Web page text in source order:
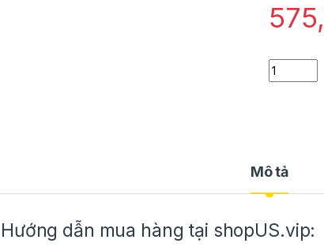
Quần
Mô tả
Hướng dẫn mua hàng tại shopUS.vip: